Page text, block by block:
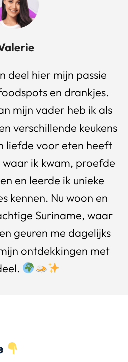
deel hier mijn passie
en drankjes.
mijn vader heb ik als
verschillende keukens
liefde voor eten heeft
ik kwam, proefde
en leerde ik unieke
kennen. Nu woon en
Suriname, waar
geuren me dagelijks
ontdekkingen met